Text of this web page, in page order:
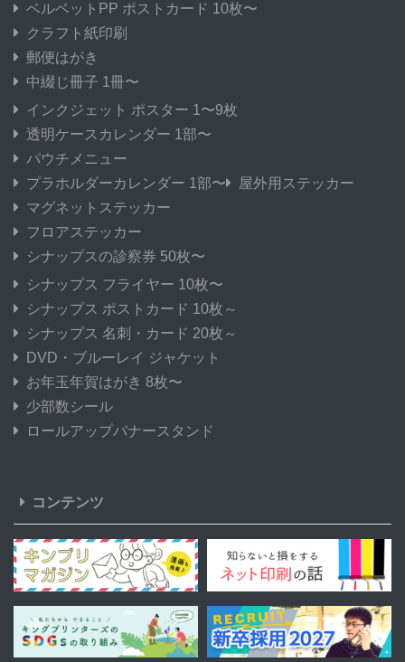
ベルベットPP ポストカード 10枚〜
クラフト紙印刷
郵便はがき
中綴じ冊子 1冊〜
インクジェット ポスター 1〜9枚
透明ケースカレンダー 1部〜
パウチメニュー
プラホルダーカレンダー 1部〜
屋外用ステッカー
マグネットステッカー
フロアステッカー
シナップスの診察券 50枚〜
シナップス フライヤー 10枚〜
シナップス ポストカード 10枚～
シナップス 名刺・カード 20枚～
DVD・ブルーレイ ジャケット
お年玉年賀はがき 8枚〜
少部数シール
ロールアップバナースタンド
コンテンツ